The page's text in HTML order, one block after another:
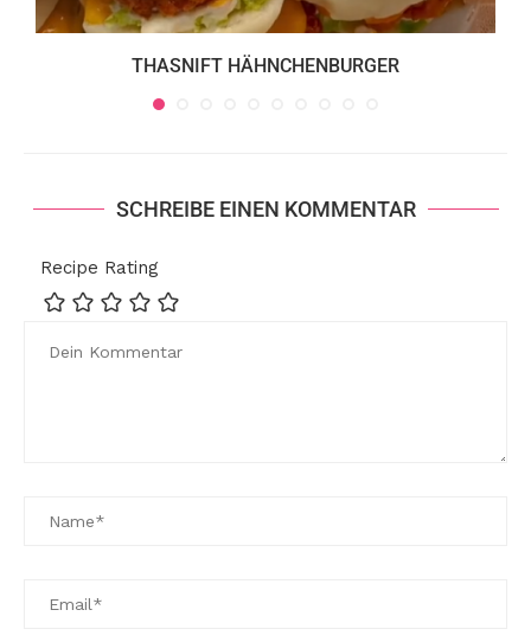
THASNIFT HÄHNCHENBURGER
SCHREIBE EINEN KOMMENTAR
Recipe Rating